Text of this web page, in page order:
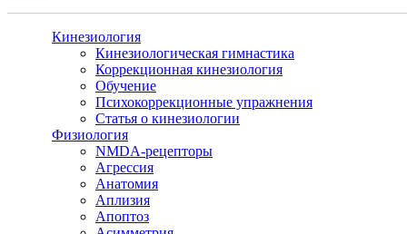
Кинезиология
Кинезиологическая гимнастика
Коррекционная кинезиология
Обучение
Психокоррекционные упражнения
Статья о кинезиологии
Физиология
NMDA-рецепторы
Агрессия
Анатомия
Аплизия
Апоптоз